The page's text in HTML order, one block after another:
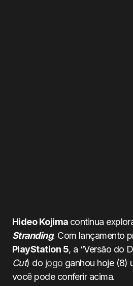
Hideo Kojima continua
Stranding. Com lançamento
PlayStation 5, a “Versão do
Cut) do jogo ganhou hoje (8)
você pode conferir acima.